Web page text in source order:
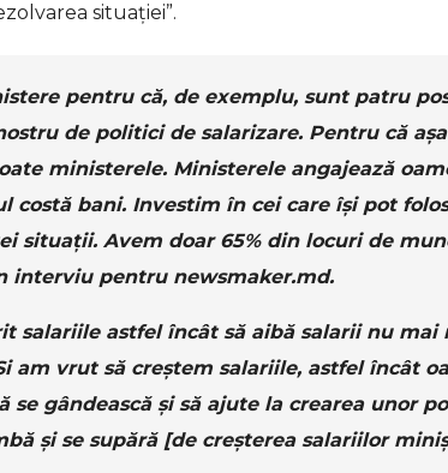
situației”.
pentru că, de exemplu, sunt patru
de politici de salarizare. Pentru că
ministerele. Ministerele angajează
costă bani. Investim în cei care își pot
situații. Avem doar 65% din locuri de
interviu pentru newsmaker.md.
salariile astfel încât să aibă salarii nu mai
am vrut să creștem salariile, astfel încât
se gândească și să ajute la crearea unor
și se supără [de creșterea salariilor